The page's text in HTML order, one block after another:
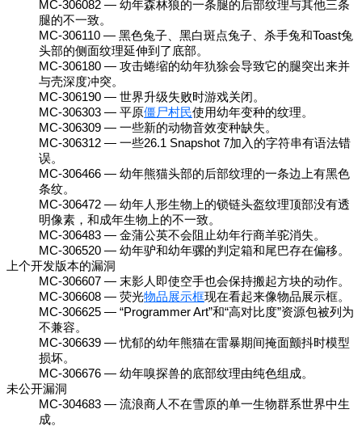
MC-306082 — 幼年森林狼的一条腿的后部纹理与其他三条
腿的不一致。
MC-306110 — 黑色兔子、黑白斑点兔子、杀手兔和Toast兔
头部的侧面纹理延伸到了底部。
MC-306180 — 攻击蜷缩的幼年犰狳会导致它的腿突出来并
与壳深度冲突。
MC-306190 — 世界升级失败时游戏关闭。
MC-306303 — 平原僵尸村民使用幼年变种的纹理。
MC-306309 — 一些新的动物音效变种缺失。
MC-306312 — 一些26.1 Snapshot 7加入的字符串有语法错
误。
MC-306466 — 幼年熊猫头部的后部纹理的一条边上有黑色
条纹。
MC-306472 — 幼年人形生物上的锁链头盔纹理顶部没有透
明像素，和成年生物上的不一致。
MC-306483 — 金蒲公英不会阻止幼年行商羊驼消失。
MC-306520 — 幼年驴和幼年骡的判定箱和尾巴存在偏移。
上个开发版本的漏洞
MC-306607 — 末影人即使空手也会保持搬起方块的动作。
MC-306608 — 荧光物品展示框现在看起来像物品展示框。
MC-306625 — “Programmer Art”和“高对比度”资源包被列为
不兼容。
MC-306639 — 忧郁的幼年熊猫在雷暴期间掩面颤抖时模型
损坏。
MC-306676 — 幼年嗅探兽的底部纹理由纯色组成。
未公开漏洞
MC-304683 — 流浪商人不在雪原的单一生物群系世界中生
成。